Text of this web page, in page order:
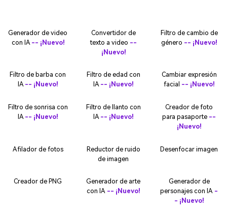
Generador de video
con IA -- ¡Nuevo!
Convertidor de
texto a video --
¡Nuevo!
Filtro de cambio de
género -- ¡Nuevo!
Filtro de barba con
IA -- ¡Nuevo!
Filtro de edad con
IA -- ¡Nuevo!
Cambiar expresión
facial -- ¡Nuevo!
Filtro de sonrisa con
IA -- ¡Nuevo!
Filtro de llanto con
IA -- ¡Nuevo!
Creador de foto
para pasaporte --
¡Nuevo!
Afilador de fotos
Reductor de ruido
de imagen
Desenfocar imagen
Creador de PNG
Generador de arte
con IA -- ¡Nuevo!
Generador de
personajes con IA -
- ¡Nuevo!